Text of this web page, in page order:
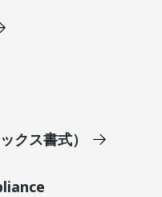
クス書式）